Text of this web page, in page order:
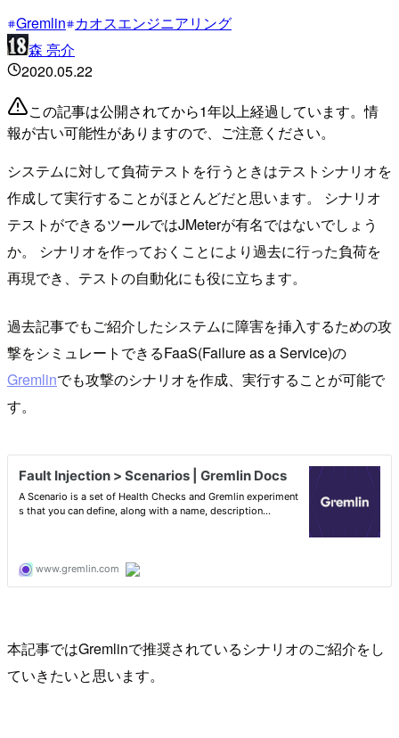
Gremlin カオスエンジニアリング
森 亮介
2020.05.22
この記事は公開されてから1年以上経過しています。情
報が古い可能性がありますので、ご注意ください。
システムに対して負荷テストを行うときはテストシナリオを
作成して実行することがほとんどだと思います。 シナリオ
テストができるツールではJMeterが有名ではないでしょう
か。 シナリオを作っておくことにより過去に行った負荷を
再現でき、テストの自動化にも役に立ちます。
過去記事でもご紹介したシステムに障害を挿入するための攻
撃をシミュレートできるFaaS(Failure as a Service)の
Gremlinでも攻撃のシナリオを作成、実行することが可能で
す。
本記事ではGremlinで推奨されているシナリオのご紹介をし
ていきたいと思います。